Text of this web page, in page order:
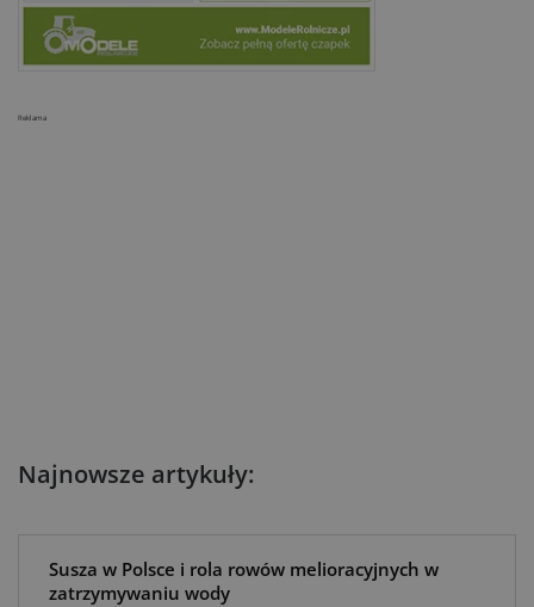
Najnowsze artykuły:
Susza w Polsce i rola rowów melioracyjnych w
zatrzymywaniu wody
Reklama